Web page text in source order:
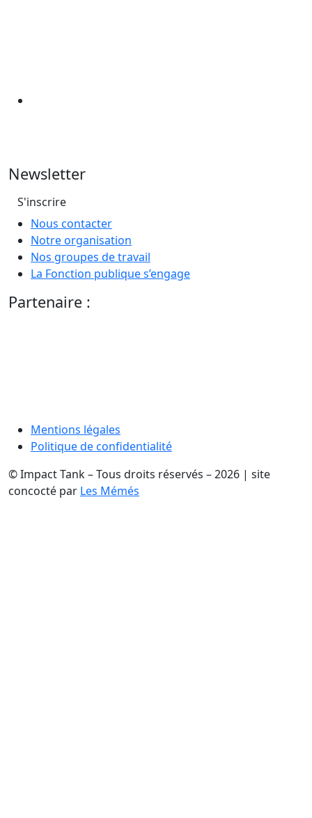
Newsletter
S'inscrire
Nous contacter
Notre organisation
Nos groupes de travail
La Fonction publique s’engage
Partenaire :
Mentions légales
Politique de confidentialité
© Impact Tank – Tous droits réservés – 2026 | site
concocté par Les Mémés